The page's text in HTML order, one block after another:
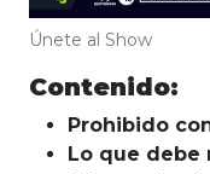
Únete al Show
Contenido:
Prohibido
Lo que debe